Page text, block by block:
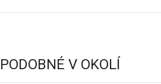
PODOBNÉ V OKOLÍ